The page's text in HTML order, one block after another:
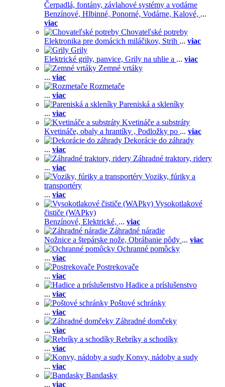
Čerpadlá, fontány, závlahové systémy a vodárne
Benzínové, Hlbinné, Ponorné, Vodárne, Kalové, ...
viac
Chovateľské potreby
Elektronika pre domácich miláčikov, Strih ... viac
Grily
Elektrické grily, panvice, Grily na uhlie a ... viac
Zemné vrtáky
... viac
Rozmetače
... viac
Pareniská a skleníky
... viac
Kvetináče a substráty
Kvetináče, obaly a hrantíky , Podložky po ... viac
Dekorácie do záhrady
... viac
Záhradné traktory, ridery
... viac
Voziky, fúriky a
transportéry
... viac
Vysokotlakové
čističe (WAPky)
Benzínové, Elektrické, ... viac
Záhradné náradie
Nožnice a štepárske nože, Obrábanie pôdy ... viac
Ochranné pomôcky
... viac
Postrekovače
... viac
Hadice a príslušenstvo
... viac
Poštové schránky
... viac
Záhradné domčeky
... viac
Rebríky a schodíky
... viac
Konvy, nádoby a sudy
... viac
Bandasky
... viac